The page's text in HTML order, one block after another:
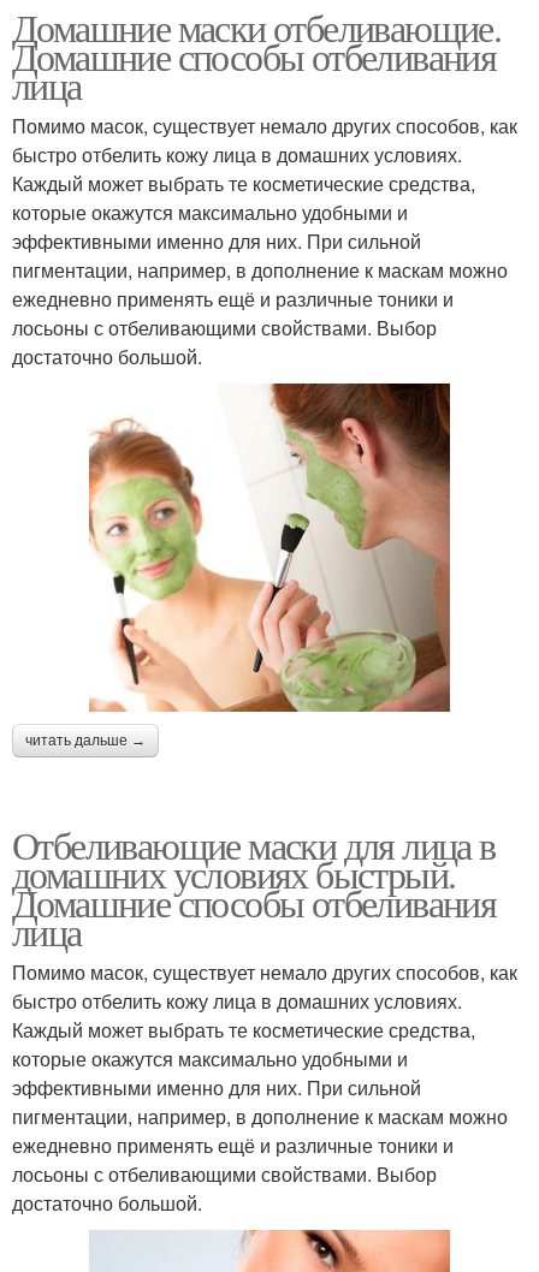
Домашние маски отбеливающие.
Домашние способы отбеливания
лица
Помимо масок, существует немало других способов, как
быстро отбелить кожу лица в домашних условиях.
Каждый может выбрать те косметические средства,
которые окажутся максимально удобными и
эффективными именно для них. При сильной
пигментации, например, в дополнение к маскам можно
ежедневно применять ещё и различные тоники и
лосьоны с отбеливающими свойствами. Выбор
достаточно большой.
читать дальше →
Отбеливающие маски для лица в
домашних условиях быстрый.
Домашние способы отбеливания
лица
Помимо масок, существует немало других способов, как
быстро отбелить кожу лица в домашних условиях.
Каждый может выбрать те косметические средства,
которые окажутся максимально удобными и
эффективными именно для них. При сильной
пигментации, например, в дополнение к маскам можно
ежедневно применять ещё и различные тоники и
лосьоны с отбеливающими свойствами. Выбор
достаточно большой.